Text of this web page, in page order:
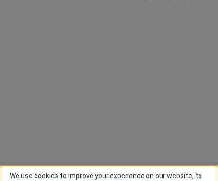
We use cookies to improve your experience on our website, to